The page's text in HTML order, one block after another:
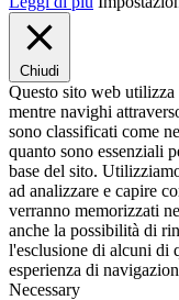
Chiudi
Questo sito web
mentre navighi
sono classificati come
quanto sono essenziali
base del sito.
ad analizzare e capire
verranno memorizzati
anche la possibilità di
l'esclusione di alcuni di
esperienza di
Necessary